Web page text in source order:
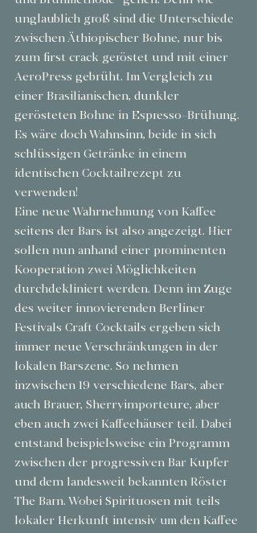
unglaublich groß sind die Unterschiede
zwischen Äthiopischer Bohne, nur bis
zum first crack geröstet und mit einer
AeroPress gebrüht. Im Vergleich zu
einer Brasilianischen, dunkler
gerösteten Bohne in Espresso-Brühung.
Es wäre doch Wahnsinn, beide in sich
schlüssigen Getränke in einem
identischen Cocktailrezept zu
verwenden!
Eine neue Wahrnehmung von Kaffee
seitens der Bars ist also angezeigt. Hier
sollen nun anhand einer prominenten
Kooperation zwei Möglichkeiten
durchdekliniert werden. Denn im Zuge
des weiter innovierenden Berliner
Festivals Craft Cocktails ergeben sich
immer neue Verschränkungen in der
lokalen Barszene. So nehmen
inzwischen 19 verschiedene Bars, aber
auch Brauer, Sherryimporteure, aber
eben auch zwei Kaffeehäuser teil. Dabei
entstand beispielsweise ein Programm
zwischen der progressiven Bar Kupfer
und dem landesweit bekannten Röster
The Barn. Wobei Spirituosen mit teils
lokaler Herkunft intensiv um den Kaffee